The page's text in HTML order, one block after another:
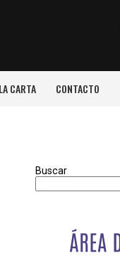
CARTA CONTACTO
Buscar